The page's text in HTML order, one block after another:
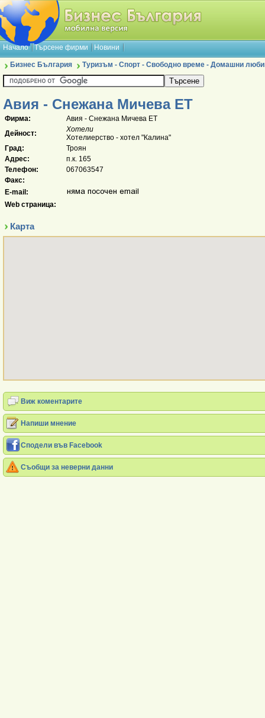
Начало Търсене фирми Новини
Бизнес България Туризъм - Спорт - Свободно време - Домашни
Авия - Снежана Мичева ЕТ
Фирма:
Авия - Снежана Мичева ЕТ
Дейност:
Хотели
Хотелиерство - хотел "Калина"
Град:
Троян
Адрес:
п.к. 165
Телефон:
067063547
Факс:
E-mail:
Web страница:
Карта
Виж коментарите
Напиши мнение
Сподели във Facebook
Съобщи за неверни данни